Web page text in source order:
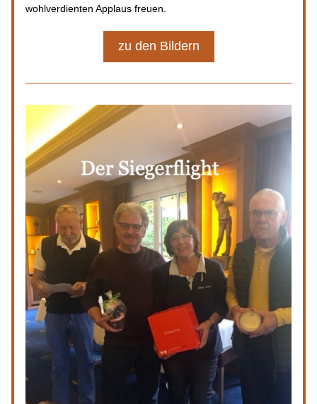
wohlverdienten Applaus freuen.
zu den Bildern